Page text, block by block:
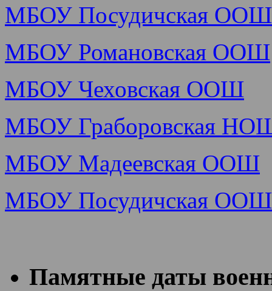
МБОУ Посудичская
МБОУ Романовская ООШ
МБОУ Чеховская ООШ
МБОУ Граборовская
МБОУ Мадеевская ООШ
МБОУ Посудичская ООШ
Памятные даты